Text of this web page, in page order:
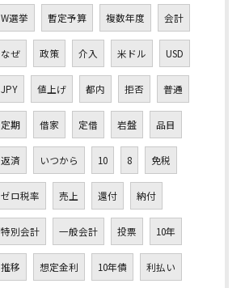
W選挙 暫定予算 複数年度 会計
なぜ 政策 介入 米ドル USD
JPY 値上げ 都内 拒否 普通
定期 借家 定借 岩盤 品目
返済 いつから 10 8 免税
ゼロ税率 売上 還付 納付
特別会計 一般会計 投票 10年
推移 想定金利 10年債 利払い